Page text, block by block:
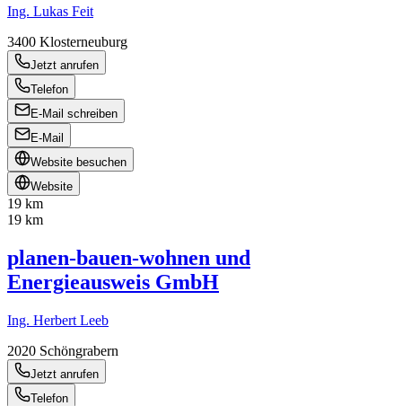
Ing. Lukas Feit
3400 Klosterneuburg
Jetzt anrufen
Telefon
E-Mail schreiben
E-Mail
Website besuchen
Website
19 km
19 km
planen-bauen-wohnen und
Energieausweis GmbH
Ing. Herbert Leeb
2020 Schöngrabern
Jetzt anrufen
Telefon